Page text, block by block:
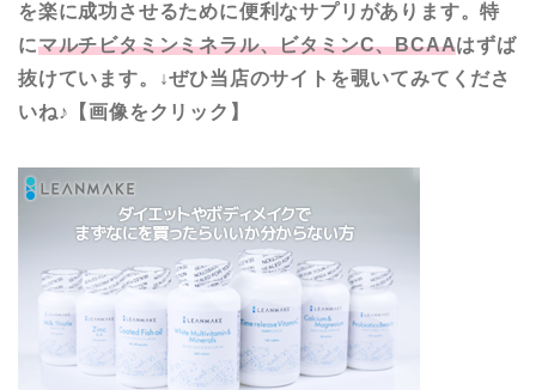
を楽に成功させるために便利なサプリがあります。特
にマルチビタミンミネラル、ビタミンC、BCAAはずば
抜けています。↓ぜひ当店のサイトを覗いてみてくださ
いね♪【画像をクリック】